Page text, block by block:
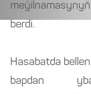
berdi.
Hasabatda
bapdan